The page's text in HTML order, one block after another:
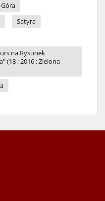
Satyra
na Rysunek
(18 ; 2016 ; Zielona